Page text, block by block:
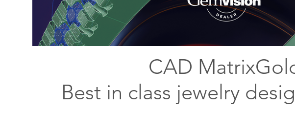
CAD
Best in class jewelry